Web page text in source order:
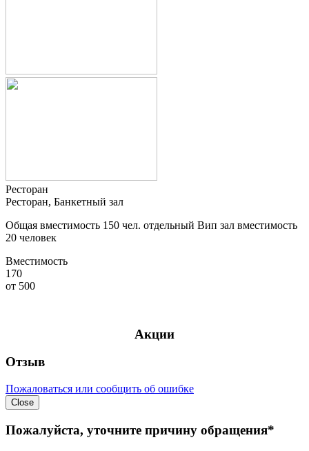
Ресторан
Ресторан, Банкетный зал
Общая вместимость 150 чел. отдельный Вип зал вместимость
20 человек
Вместимость
170
от 500
Акции
Отзыв
Пожаловаться или сообщить об ошибке
Close
Пожалуйста, уточните причину обращения*